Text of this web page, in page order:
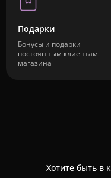
Подарки
Бонусы и подарки
постоянным клиентам
магазина
Хотите быть в